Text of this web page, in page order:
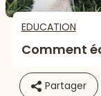
EDUCATION
Comment
Partager